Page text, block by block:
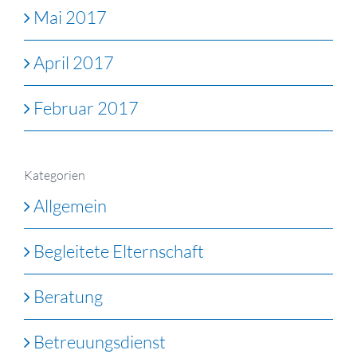
Mai 2017
April 2017
Februar 2017
Kategorien
Allgemein
Begleitete Elternschaft
Beratung
Betreuungsdienst